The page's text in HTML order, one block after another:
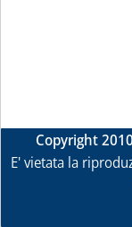
Copyright 2010
E' vietata la